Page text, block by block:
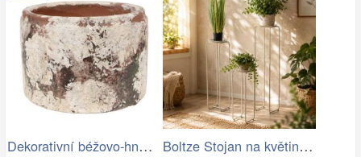
Dekorativní béžovo-hnědý antik… Boltze Stojan na květináče Hanka, sada…